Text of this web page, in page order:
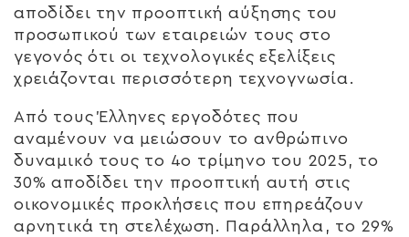
αποδίδει την προοπτική αύξησης του
προσωπικού των εταιρειών τους στο
γεγονός ότι οι τεχνολογικές εξελίξεις
χρειάζονται περισσότερη τεχνογνωσία.
Από τους Έλληνες εργοδότες που
αναμένουν να μειώσουν το ανθρώπινο
δυναμικό τους το 4ο τρίμηνο του 2025, το
30% αποδίδει την προοπτική αυτή στις
οικονομικές προκλήσεις που επηρεάζουν
αρνητικά τη στελέχωση. Παράλληλα, το 29%